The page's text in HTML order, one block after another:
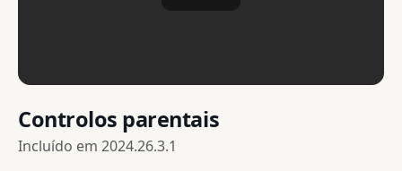
Controlos parentais
Incluído em 2024.26.3.1